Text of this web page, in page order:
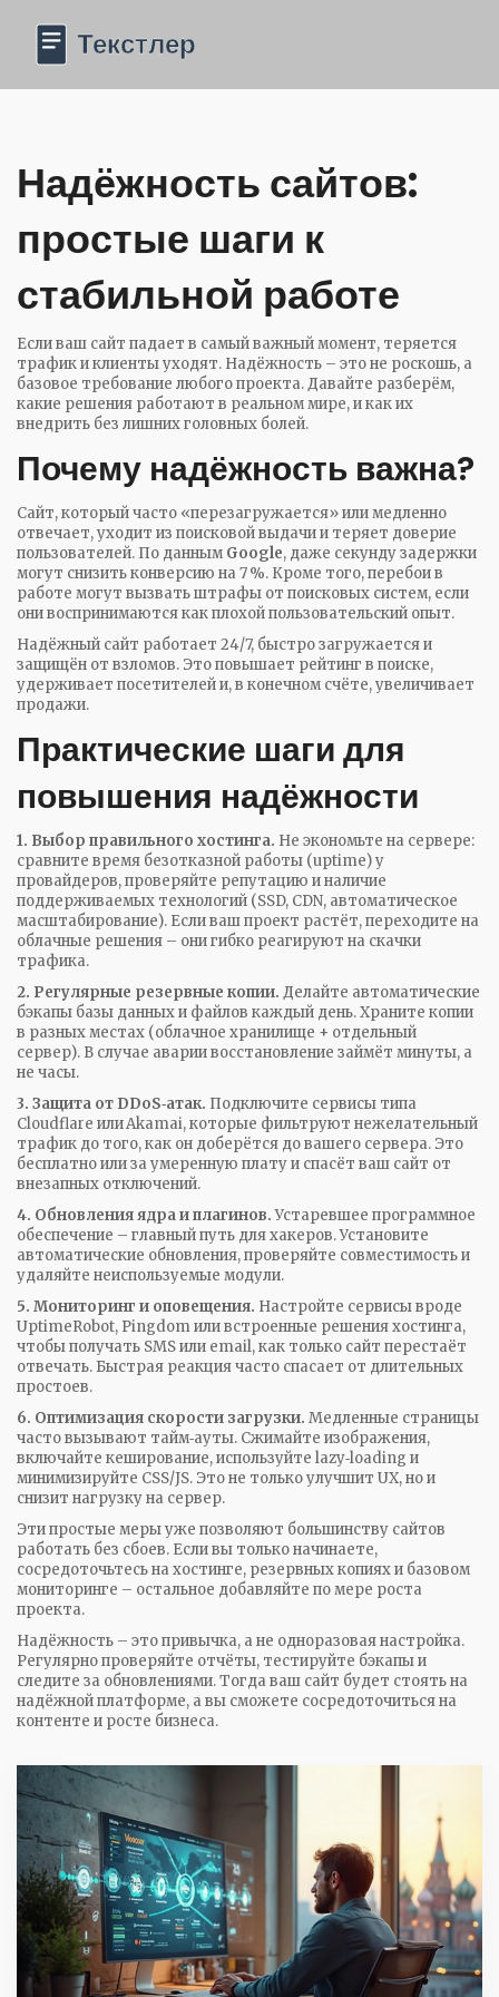
Надёжность сайтов:
простые шаги к
стабильной работе
Если ваш сайт падает в самый важный момент, теряется
трафик и клиенты уходят. Надёжность – это не роскошь, а
базовое требование любого проекта. Давайте разберём,
какие решения работают в реальном мире, и как их
внедрить без лишних головных болей.
Почему надёжность важна?
Сайт, который часто «перезагружается» или медленно
отвечает, уходит из поисковой выдачи и теряет доверие
пользователей. По данным Google, даже секунду задержки
могут снизить конверсию на 7 %. Кроме того, перебои в
работе могут вызвать штрафы от поисковых систем, если
они воспринимаются как плохой пользовательский опыт.
Надёжный сайт работает 24/7, быстро загружается и
защищён от взломов. Это повышает рейтинг в поиске,
удерживает посетителей и, в конечном счёте, увеличивает
продажи.
Практические шаги для
повышения надёжности
1. Выбор правильного хостинга. Не экономьте на сервере:
сравните время безотказной работы (uptime) у
провайдеров, проверяйте репутацию и наличие
поддерживаемых технологий (SSD, CDN, автоматическое
масштабирование). Если ваш проект растёт, переходите на
облачные решения – они гибко реагируют на скачки
трафика.
2. Регулярные резервные копии. Делайте автоматические
бэкапы базы данных и файлов каждый день. Храните копии
в разных местах (облачное хранилище + отдельный
сервер). В случае аварии восстановление займёт минуты, а
не часы.
3. Защита от DDoS‑атак. Подключите сервисы типа
Cloudflare или Akamai, которые фильтруют нежелательный
трафик до того, как он доберётся до вашего сервера. Это
бесплатно или за умеренную плату и спасёт ваш сайт от
внезапных отключений.
4. Обновления ядра и плагинов.Устаревшее программное
обеспечение – главный путь для хакеров. Установите
автоматические обновления, проверяйте совместимость и
удаляйте неиспользуемые модули.
5. Мониторинг и оповещения. Настройте сервисы вроде
UptimeRobot, Pingdom или встроенные решения хостинга,
чтобы получать SMS или email, как только сайт перестаёт
отвечать. Быстрая реакция часто спасает от длительных
простоев.
6. Оптимизация скорости загрузки. Медленные страницы
часто вызывают тайм‑ауты. Сжимайте изображения,
включайте кеширование, используйте lazy‑loading и
минимизируйте CSS/JS. Это не только улучшит UX, но и
снизит нагрузку на сервер.
Эти простые меры уже позволяют большинству сайтов
работать без сбоев. Если вы только начинаете,
сосредоточьтесь на хостинге, резервных копиях и базовом
мониторинге – остальное добавляйте по мере роста
проекта.
Надёжность – это привычка, а не одноразовая настройка.
Регулярно проверяйте отчёты, тестируйте бэкапы и
следите за обновлениями. Тогда ваш сайт будет стоять на
надёжной платформе, а вы сможете сосредоточиться на
контенте и росте бизнеса.